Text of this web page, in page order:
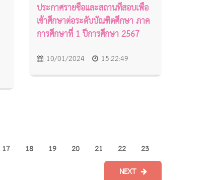
ประกาศรายชื่อและสถานที่สอบเพื่อ
เข้าศึกษาต่อระดับบัณฑิตศึกษา ภาค
การศึกษาที่ 1 ปีการศึกษา 2567
10/01/2024 15:22:49
17 18 19 20 21 22
23
NEXT